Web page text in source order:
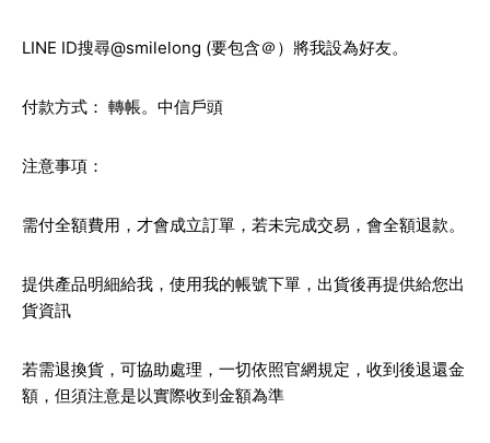
LINE ID搜尋@smilelong (要包含＠）將我設為好友。
付款方式： 轉帳。中信戶頭
注意事項：
需付全額費用，才會成立訂單，若未完成交易，會全額退款。
提供產品明細給我，使用我的帳號下單，出貨後再提供給您出
貨資訊
若需退換貨，可協助處理，一切依照官網規定，收到後退還金
額，但須注意是以實際收到金額為準